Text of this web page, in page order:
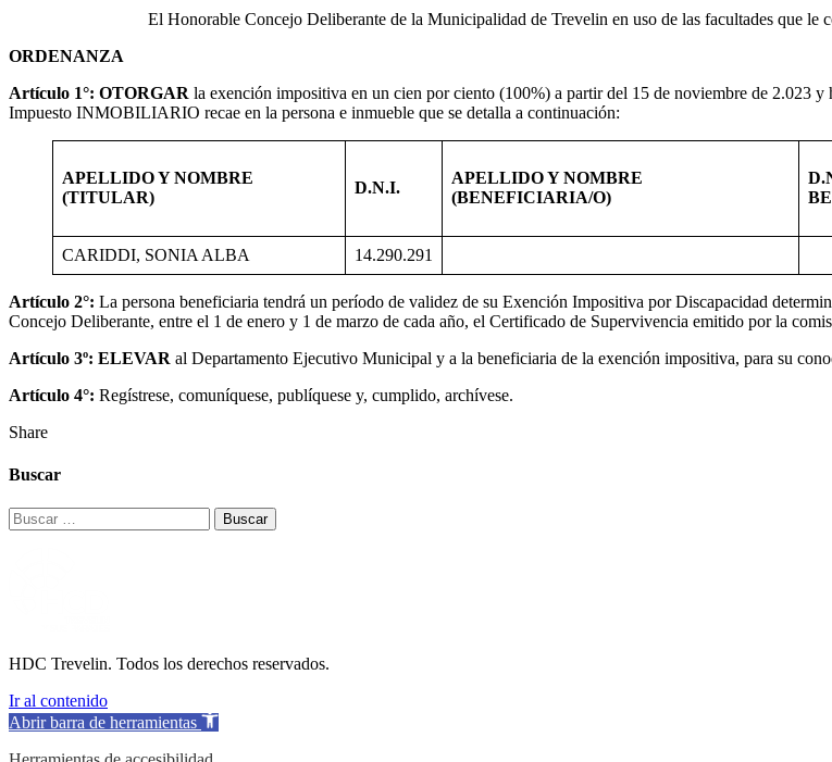
El Honorable Concejo Deliberante de la Municipalidad de Trevelin en uso de las facultades que le
ORDENANZA
Artículo 1°: OTORGAR la exención impositiva en un cien por ciento (100%) a partir del 15 de noviembre de 2.023
Impuesto INMOBILIARIO recae en la persona e inmueble que se detalla a continuación:
APELLIDO Y NOMBRE
(TITULAR)
D.N.I.
APELLIDO Y NOMBRE
(BENEFICIARIA/O)
CARIDDI, SONIA ALBA 14.290.291
Artículo 2°: La persona beneficiaria tendrá un período de validez de su Exención Impositiva por Discapacidad
Concejo Deliberante, entre el 1 de enero y 1 de marzo de cada año, el Certificado de Supervivencia emitido por la
Artículo 3º: ELEVAR al Departamento Ejecutivo Municipal y a la beneficiaria de la exención impositiva, para su
Artículo 4°: Regístrese, comuníquese, publíquese y, cumplido, archívese.
Share
Buscar
Buscar:
HDC Trevelin. Todos los derechos reservados.
Ir al contenido
Abrir barra de herramientas